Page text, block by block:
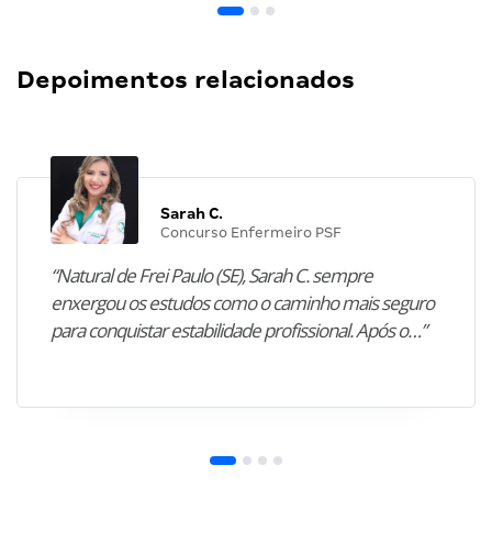
Depoimentos relacionados
Sarah C.
Concurso Enfermeiro PSF
“Natural de Frei Paulo (SE), Sarah C. sempre
enxergou os estudos como o caminho mais seguro
para conquistar estabilidade profissional. Após o…”